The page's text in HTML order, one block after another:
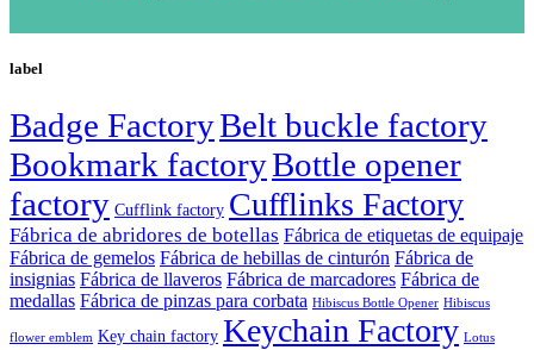
label
Badge FactoryBelt buckle factory
Bookmark factoryBottle opener
factory Cufflink factory Cufflinks Factory
Fábrica de abridores de botellas Fábrica de etiquetas de equipaje
Fábrica de gemelos Fábrica de hebillas de cinturón Fábrica de
insignias Fábrica de llaveros Fábrica de marcadores Fábrica de
medallas Fábrica de pinzas para corbata Hibiscus Bottle Opener Hibiscus
flower emblem Key chain factory Keychain Factory Lotus